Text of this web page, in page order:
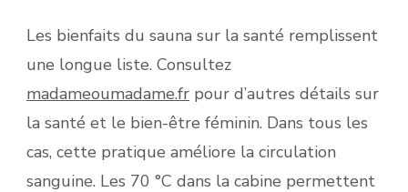
Les bienfaits du sauna sur la santé remplissent
une longue liste. Consultez
madameoumadame.fr pour d’autres détails sur
la santé et le bien-être féminin. Dans tous les
cas, cette pratique améliore la circulation
sanguine. Les 70 °C dans la cabine permettent